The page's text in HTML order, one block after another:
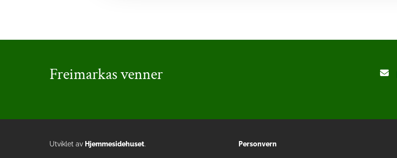
Freimarkas venner 
Utviklet av Hjemmesidehuset. Personvern